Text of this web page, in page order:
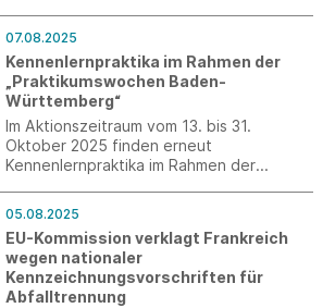
freundlicher Unterstützung von Euratex
zusammengetragen, was wir bis dato
wissen.
07.08.2025
Kennenlernpraktika im Rahmen der
„Praktikumswochen Baden-
Württemberg“
Im Aktionszeitraum vom 13. bis 31.
Oktober 2025 finden erneut
Kennenlernpraktika im Rahmen der
registrieren und ihre Praktikumsangebote
einstellen.
05.08.2025
EU-Kommission verklagt Frankreich
wegen nationaler
Kennzeichnungsvorschriften für
Abfalltrennung